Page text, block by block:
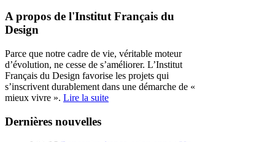
A propos de l'Institut Français du
Design
Parce que notre cadre de vie, véritable moteur
d’évolution, ne cesse de s’améliorer. L’Institut
Français du Design favorise les projets qui
s’inscrivent durablement dans une démarche de «
mieux vivre ». Lire la suite
Dernières nouvelles